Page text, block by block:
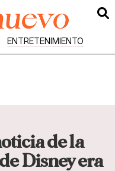
ENTRETENIMIENTO
de la
Disney era